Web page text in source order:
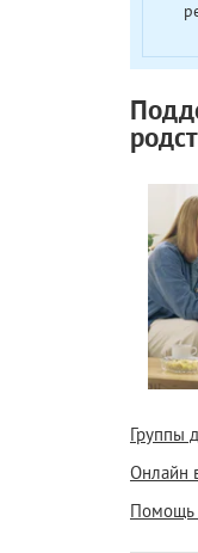
Группы
Онлайн
Помощь